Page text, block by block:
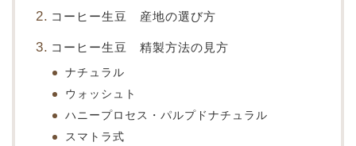
コーヒー生豆 産地の選び方
コーヒー生豆 精製方法の見方
ナチュラル
ウォッシュト
ハニープロセス・パルプドナチュラル
スマトラ式